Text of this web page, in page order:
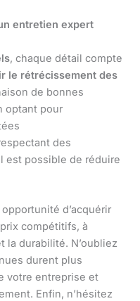
entretien expert
, chaque détail compte
le rétrécissement des
de bonnes
optant pour
des
est possible de réduire
d’acquérir
compétitifs, à
la durabilité. N’oubliez
durent plus
votre entreprise et
Enfin, n’hésitez